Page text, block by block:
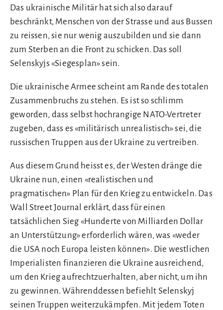
Das ukrainische Militär hat sich also darauf
beschränkt, Menschen von der Strasse und aus Bussen
zu reissen, sie nur wenig auszubilden und sie dann
zum Sterben an die Front zu schicken. Das soll
Selenskyjs «Siegesplan» sein.
Die ukrainische Armee scheint am Rande des totalen
Zusammenbruchs zu stehen. Es ist so schlimm
geworden, dass selbst hochrangige NATO-Vertreter
zugeben, dass es «militärisch unrealistisch» sei, die
russischen Truppen aus der Ukraine zu vertreiben.
Aus diesem Grund heisst es, der Westen dränge die
Ukraine nun, einen «realistischen und
pragmatischen» Plan für den Krieg zu entwickeln. Das
Wall Street Journal erklärt, dass für einen
tatsächlichen Sieg «Hunderte von Milliarden Dollar
an Unterstützung» erforderlich wären, was «weder
die USA noch Europa leisten können». Die westlichen
Imperialisten finanzieren die Ukraine ausreichend,
um den Krieg aufrechtzuerhalten, aber nicht, um ihn
zu gewinnen. Währenddessen befiehlt Selenskyj
seinen Truppen weiterzukämpfen. Mit jedem Toten